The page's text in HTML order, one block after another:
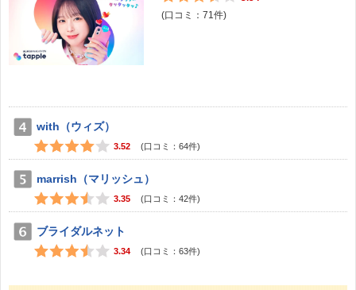
(口コミ： 71件)
with（ウィズ）
3.52 (口コミ： 64件)
marrish（マリッシュ）
3.35 (口コミ： 42件)
ブライダルネット
3.34 (口コミ： 63件)